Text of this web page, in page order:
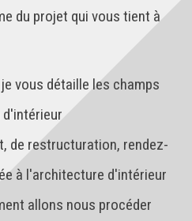
du projet qui vous tient à
vous détaille les champs
de restructuration, rendez-
à l'architecture d'intérieur
allons nous procéder